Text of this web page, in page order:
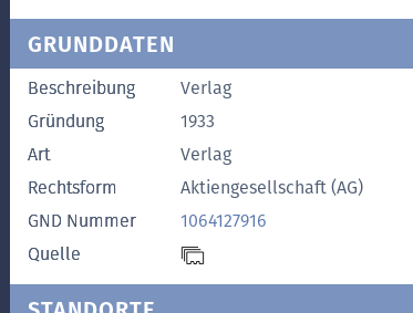
GRUNDDATEN
Beschreibung
Verlag
Gründung
1933
Art
Verlag
Rechtsform
Aktiengesellschaft (AG)
GND Nummer
1064127916
Quelle